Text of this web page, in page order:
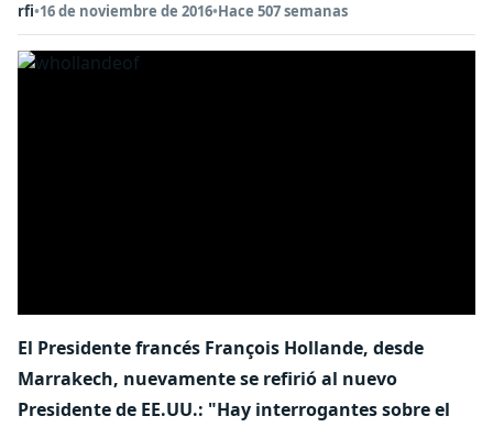
rfi•16 de noviembre de 2016•Hace 507 semanas
El Presidente francés François Hollande, desde
Marrakech, nuevamente se refirió al nuevo
Presidente de EE.UU.: "Hay interrogantes sobre el